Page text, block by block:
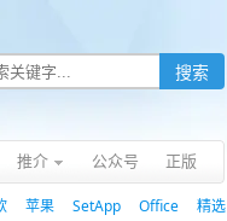
推介 公众号 正版
苹果 SetApp Office 精选